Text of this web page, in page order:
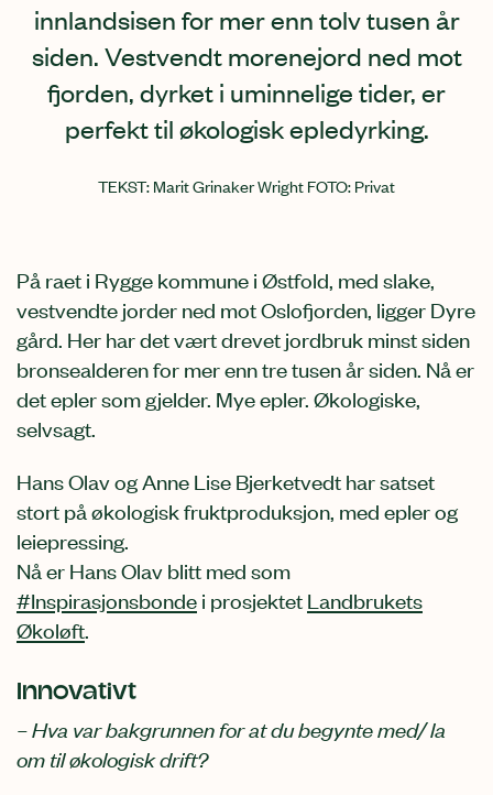
innlandsisen for mer enn tolv tusen år
siden. Vestvendt morenejord ned mot
fjorden, dyrket i uminnelige tider, er
perfekt til økologisk epledyrking.
TEKST Marit Grinaker WrightFOTO Privat
På raet i Rygge kommune i Østfold, med slake,
vestvendte jorder ned mot Oslofjorden, ligger Dyre
gård. Her har det vært drevet jordbruk minst siden
bronsealderen for mer enn tre tusen år siden. Nå er
det epler som gjelder. Mye epler. Økologiske,
selvsagt.
Hans Olav og Anne Lise Bjerketvedt har satset
stort på økologisk fruktproduksjon, med epler og
leiepressing.
Nå er Hans Olav blitt med som
#Inspirasjonsbonde i prosjektet Landbrukets
Økoløft
Innovativt
– Hva var bakgrunnen for at du begynte med/ la
om til økologisk drift?